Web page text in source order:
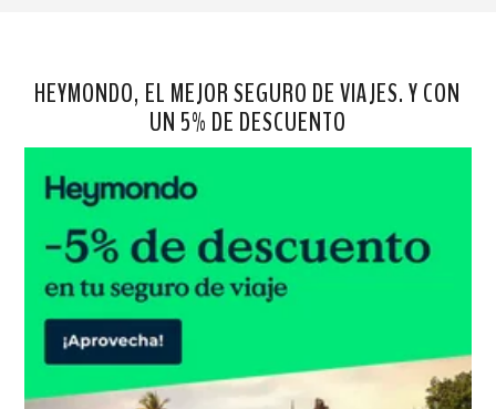
HEYMONDO, EL MEJOR SEGURO DE VIAJES. Y CON
UN 5% DE DESCUENTO